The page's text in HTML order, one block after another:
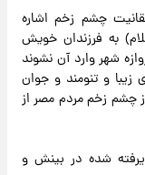
و حقانیت چشم زخم اشاره
به فرزندان خویش
شهر وارد آن نشوند
زیبا و تنومند و جوان
چشم زخم مردم مصر از
شده در بینش و